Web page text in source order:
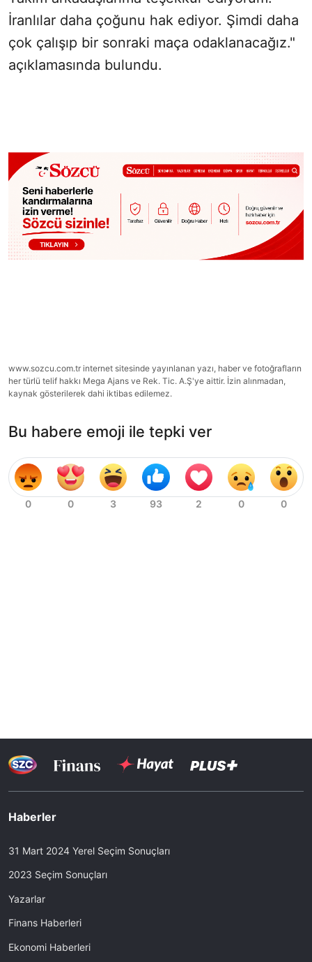
İranlılar daha çoğunu hak ediyor. Şimdi daha
çok çalışıp bir sonraki maça odaklanacağız."
açıklamasında bulundu.
www.sozcu.com.tr internet sitesinde yayınlanan yazı, haber ve fotoğrafların
her türlü telif hakkı Mega Ajans ve Rek. Tic. A.Ş'ye aittir. İzin alınmadan,
kaynak gösterilerek dahi iktibas edilemez.
Bu habere emoji ile tepki ver
Haberler
31 Mart 2024 Yerel Seçim Sonuçları
2023 Seçim Sonuçları
Yazarlar
Finans Haberleri
Ekonomi Haberleri